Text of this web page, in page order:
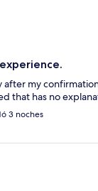
after my
that has no
3 noches